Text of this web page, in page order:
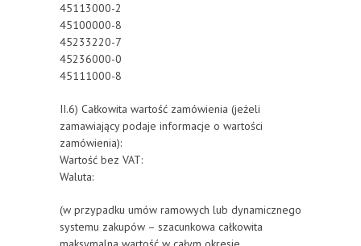
45113000-2
45100000-8
45233220-7
45236000-0
45111000-8
II.6) Całkowita wartość zamówienia (jeżeli
zamawiający podaje informacje o wartości
zamówienia):
Wartość bez VAT:
Waluta:
(w przypadku umów ramowych lub dynamicznego
systemu zakupów – szacunkowa całkowita